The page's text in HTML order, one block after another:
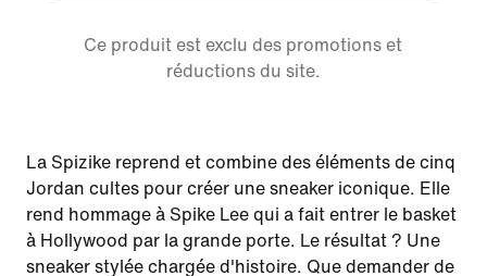
Ce produit est exclu des promotions et
réductions du site.
La Spizike reprend et combine des éléments de cinq
Jordan cultes pour créer une sneaker iconique. Elle
rend hommage à Spike Lee qui a fait entrer le basket
à Hollywood par la grande porte. Le résultat ? Une
sneaker stylée chargée d'histoire. Que demander de